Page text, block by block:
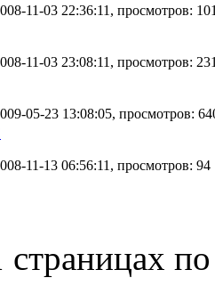
11-03 22:36:11, просмотров:
11-03 23:08:11, просмотров:
05-23 13:08:05, просмотров:
11-13 06:56:11, просмотров: 94
страницах